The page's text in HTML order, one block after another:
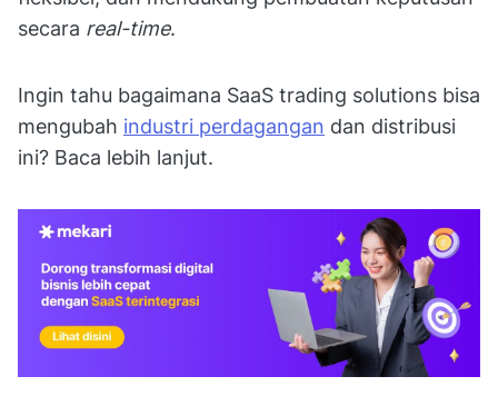
secara real-time.
Ingin tahu bagaimana SaaS trading solutions bisa
mengubah industri perdagangan dan distribusi
ini? Baca lebih lanjut.